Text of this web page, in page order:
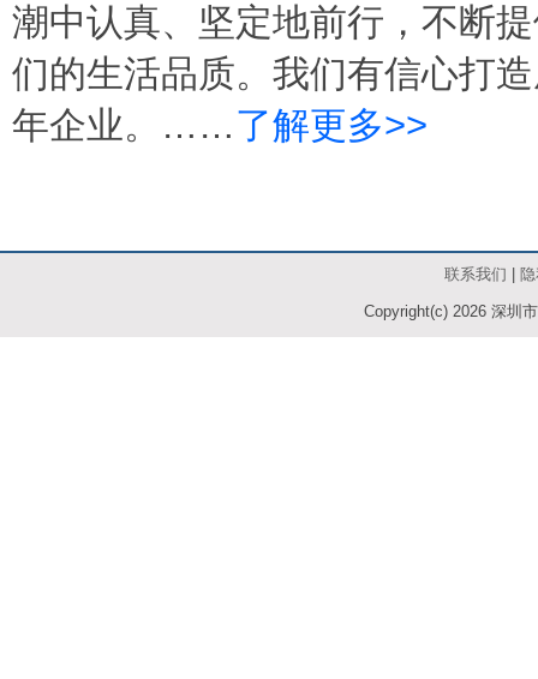
潮中认真、坚定地前行，不断
们的生活品质。我们有信心打
年企业。……了解更多>>
联系我们
Copyright(c) 2026 深圳